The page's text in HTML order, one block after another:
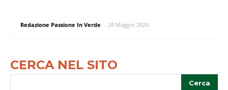
Redazione Passione In Verde - 28 Maggio 2020
CERCA NEL SITO